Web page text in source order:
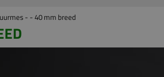
- - 40 mm breed